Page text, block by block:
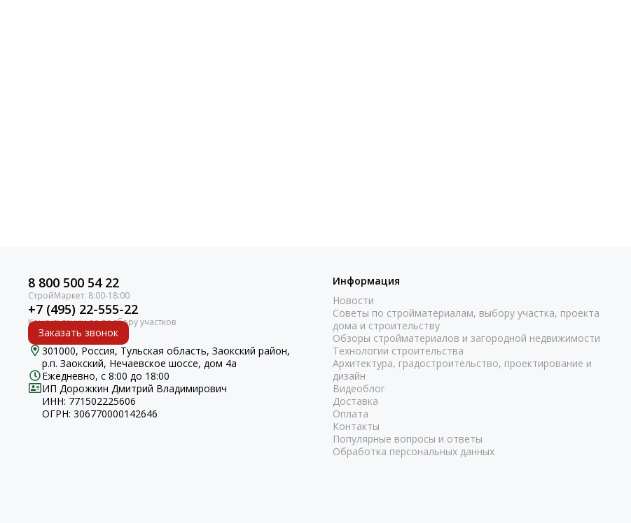
8 800 500 54 22
+7 (495) 22-555-22
Заказать звонок
301000, Россия, Тульская область, Заокский район,
р.п. Заокский, Нечаевское шоссе, дом 4а
Ежедневно, с 8:00 до 18:00
ИП Дорожкин Дмитрий Владимирович
ИНН: 771502225606
ОГРН: 306770000142646
Информация
Новости
Советы по стройматериалам, выбору участка, проекта
дома и строительству
Обзоры стройматериалов и загородной недвижимости
Технологии строительства
Архитектура, градостроительство, проектирование и
дизайн
Видеоблог
Доставка
Оплата
Контакты
Популярные вопросы и ответы
Обработка персональных данных